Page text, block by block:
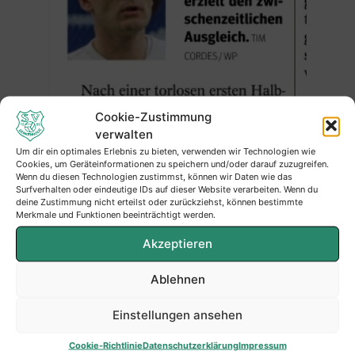
Cookie-Zustimmung
verwalten
Um dir ein optimales Erlebnis zu bieten, verwenden wir Technologien wie
Cookies, um Geräteinformationen zu speichern und/oder darauf zuzugreifen.
Wenn du diesen Technologien zustimmst, können wir Daten wie das
Surfverhalten oder eindeutige IDs auf dieser Website verarbeiten. Wenn du
deine Zustimmung nicht erteilst oder zurückziehst, können bestimmte
Merkmale und Funktionen beeinträchtigt werden.
Akzeptieren
Ablehnen
Einstellungen ansehen
Cookie-RichtlinieDatenschutzerklärungImpressum